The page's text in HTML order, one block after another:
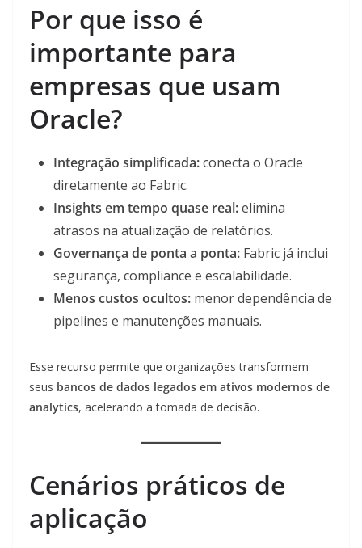
Por que isso é
importante para
empresas que usam
Oracle?
Integração simplificada:conecta o Oracle
diretamente ao Fabric.
Insights em tempo quase real:elimina
atrasos na atualização de relatórios.
Governança de ponta a ponta: Fabric já inclui
segurança, compliance e escalabilidade.
Menos custos ocultos: menor dependência de
pipelines e manutenções manuais.
Esse recurso permite que organizações transformem
seus bancos de dados legados em ativos modernos de
analytics, acelerando a tomada de decisão.
Cenários práticos de
aplicação